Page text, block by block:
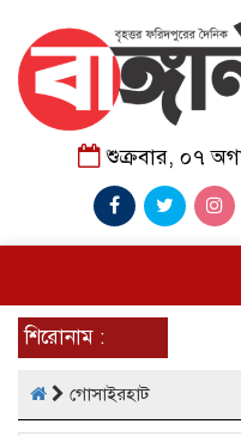
শুক্রবার, ০৭
শিরোনাম :
গোসাইরহাট